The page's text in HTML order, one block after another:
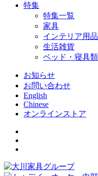
特集
特集一覧
家具
インテリア用品
生活雑貨
ベッド・寝具類
お知らせ
お問い合わせ
English
Chinese
オンラインストア